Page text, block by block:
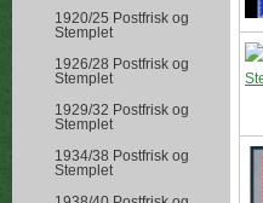
1920/25 Postfrisk og
Stemplet
1926/28 Postfrisk og
Stemplet
1929/32 Postfrisk og
Stemplet
1934/38 Postfrisk og
Stemplet